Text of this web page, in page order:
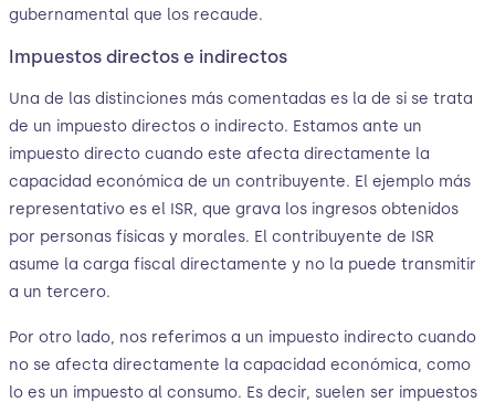
gubernamental que los recaude.
Impuestos directos e indirectos
Una de las distinciones más comentadas es la de si se trata
de un impuesto directos o indirecto. Estamos ante un
impuesto directo cuando este afecta directamente la
capacidad económica de un contribuyente. El ejemplo más
representativo es el ISR, que grava los ingresos obtenidos
por personas físicas y morales. El contribuyente de ISR
asume la carga fiscal directamente y no la puede transmitir
a un tercero.
Por otro lado, nos referimos a un impuesto indirecto cuando
no se afecta directamente la capacidad económica, como
lo es un impuesto al consumo. Es decir, suelen ser impuestos